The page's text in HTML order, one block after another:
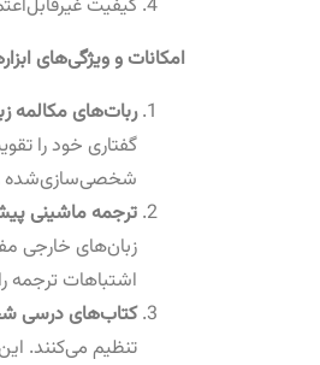
کیفیت
امکانات و ویژگی‌های
ربات‌های مکالمه
گفتاری خود را
شخصی‌سازی‌شده و
ترجمه ماشینی
زبان‌های خارجی
اشتباهات ترجمه
کتاب‌های درسی
تنظیم می‌کنند.